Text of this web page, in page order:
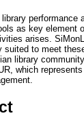
as key element
arises.
suited to meet
library
which